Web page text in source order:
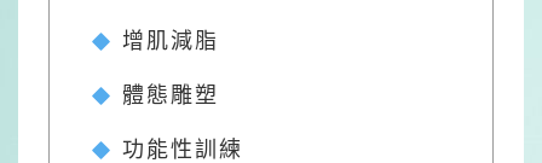
增肌減脂
體態雕塑
功能性訓練